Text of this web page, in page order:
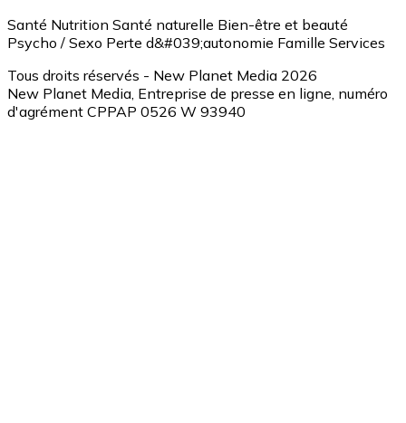
Santé Nutrition Santé naturelle Bien-être et beauté
Psycho / Sexo Perte d&#039;autonomie Famille Services
Tous droits réservés - New Planet Media 2026
New Planet Media, Entreprise de presse en ligne, numéro
d'agrément CPPAP 0526 W 93940